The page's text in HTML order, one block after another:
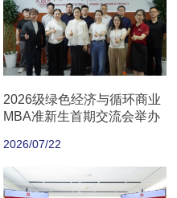
2026级绿色经济与循环商业
MBA准新生首期交流会举办
2026/07/22